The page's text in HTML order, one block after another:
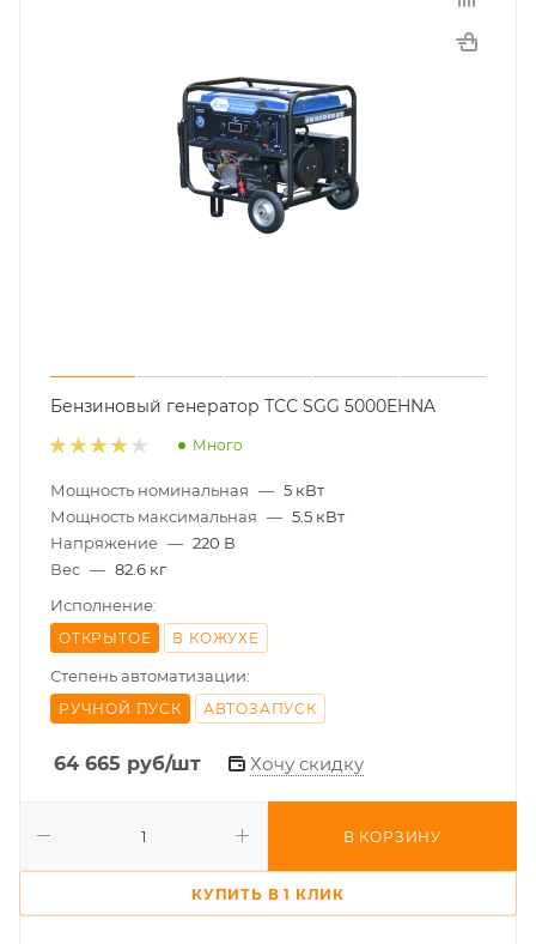
Бензиновый генератор ТСС SGG 5000EHNA
Много
Мощность номинальная — 5 кВт
Мощность максимальная — 5.5 кВт
Напряжение — 220 В
Вес — 82.6 кг
Исполнение:
ОТКРЫТОЕ В КОЖУХЕ
Степень автоматизации:
РУЧНОЙ ПУСК АВТОЗАПУСК
64 665 руб/шт Хочу скидку
В КОРЗИНУ
КУПИТЬ В 1 КЛИК